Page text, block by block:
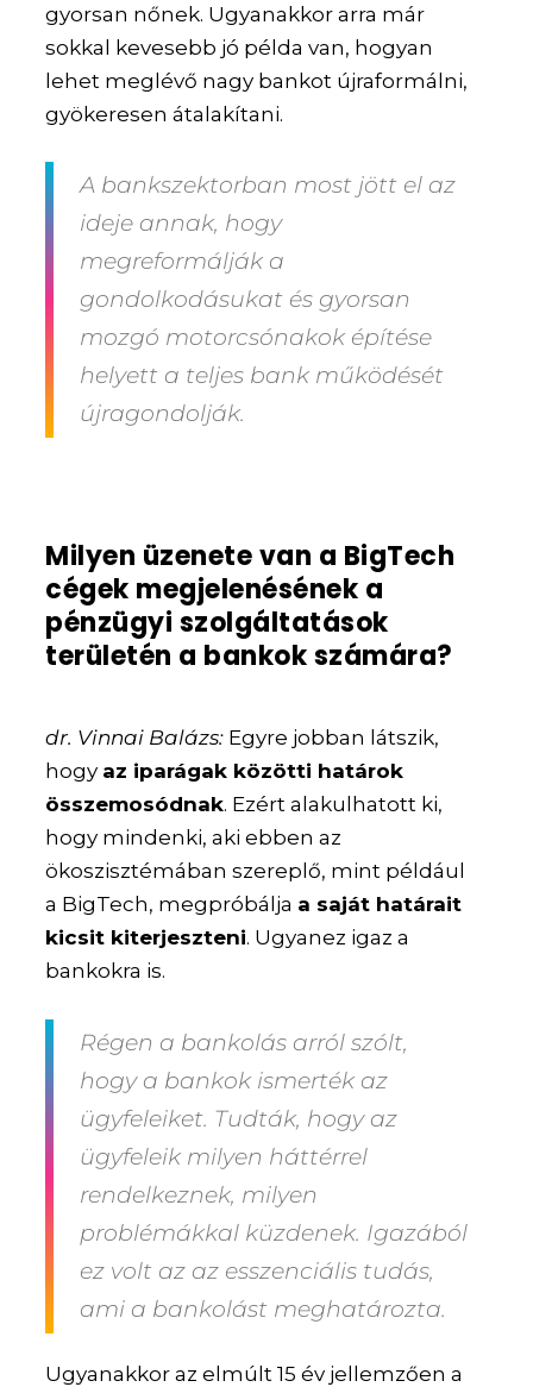
gyorsan nőnek. Ugyanakkor arra már
sokkal kevesebb jó példa van, hogyan
lehet meglévő nagy bankot újraformálni,
gyökeresen átalakítani.
A bankszektorban most jött el az
ideje annak, hogy
megreformálják a
gondolkodásukat és gyorsan
mozgó motorcsónakok építése
helyett a teljes bank működését
újragondolják.
Milyen üzenete van a BigTech
cégek megjelenésének a
pénzügyi szolgáltatások
területén a bankok számára?
dr. Vinnai Balázs: Egyre jobban látszik,
hogy az iparágak közötti határok
összemosódnak. Ezért alakulhatott ki,
hogy mindenki, aki ebben az
ökoszisztémában szereplő, mint például
a BigTech, megpróbálja a saját határait
kicsit kiterjeszteni. Ugyanez igaz a
bankokra is.
Régen a bankolás arról szólt,
hogy a bankok ismerték az
ügyfeleiket. Tudták, hogy az
ügyfeleik milyen háttérrel
rendelkeznek, milyen
problémákkal küzdenek. Igazából
ez volt az az esszenciális tudás,
ami a bankolást meghatározta.
Ugyanakkor az elmúlt 15 év jellemzően a